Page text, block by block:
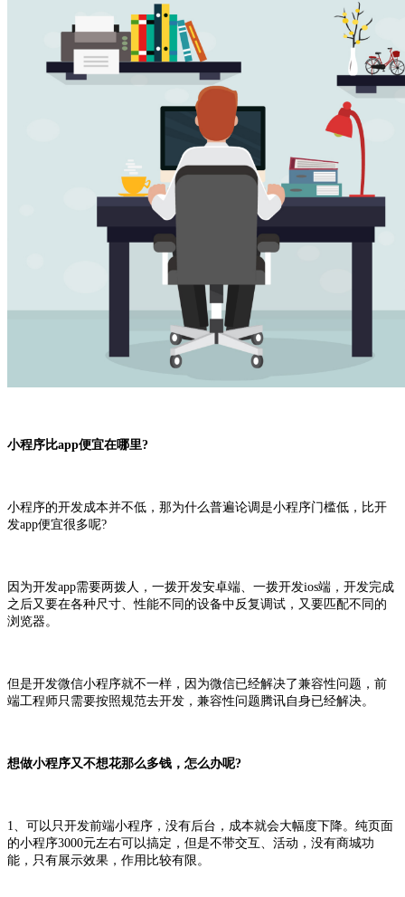
小程序比app便宜在哪里?
小程序的开发成本并不低，那为什么普遍论调是小程序门槛低，比开
发app便宜很多呢?
因为开发app需要两拨人，一拨开发安卓端、一拨开发ios端，开发完成
之后又要在各种尺寸、性能不同的设备中反复调试，又要匹配不同的
浏览器。
但是开发微信小程序就不一样，因为微信已经解决了兼容性问题，前
端工程师只需要按照规范去开发，兼容性问题腾讯自身已经解决。
想做小程序又不想花那么多钱，怎么办呢?
1、可以只开发前端小程序，没有后台，成本就会大幅度下降。纯页面
的小程序3000元左右可以搞定，但是不带交互、活动，没有商城功
能，只有展示效果，作用比较有限。